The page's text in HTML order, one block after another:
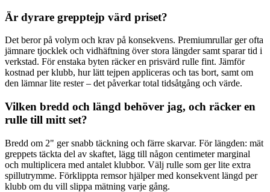
Är dyrare grepptejp värd priset?
Det beror på volym och krav på konsekvens. Premiumrullar ger ofta
jämnare tjocklek och vidhäftning över stora längder samt sparar tid i
verkstad. För enstaka byten räcker en prisvärd rulle fint. Jämför
kostnad per klubb, hur lätt tejpen appliceras och tas bort, samt om
den lämnar lite rester – det påverkar total tidsåtgång och värde.
Vilken bredd och längd behöver jag, och räcker en
rulle till mitt set?
Bredd om 2" ger snabb täckning och färre skarvar. För längden: mät
greppets täckta del av skaftet, lägg till någon centimeter marginal
och multiplicera med antalet klubbor. Välj rulle som ger lite extra
spillutrymme. Förklippta remsor hjälper med konsekvent längd per
klubb om du vill slippa mätning varje gång.